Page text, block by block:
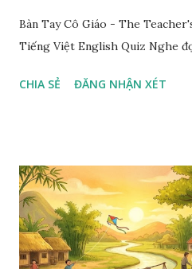
Bàn Tay Cô Giáo - The
Tiếng Việt English Quiz Nghe
CHIA SẺ ĐĂNG NHẬN XÉT